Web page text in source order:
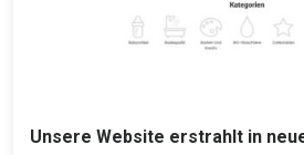
Unsere Website erstrahlt in